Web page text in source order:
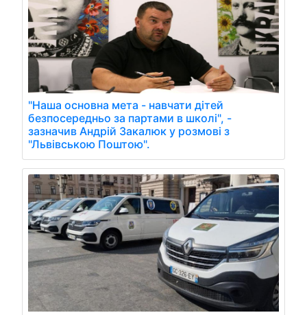
"Наша основна мета - навчати дітей
безпосередньо за партами в школі", -
зазначив Андрій Закалюк у розмові з
"Львівською Поштою".